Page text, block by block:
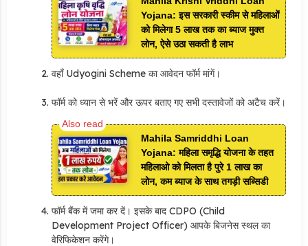
Yojana: इस सरकारी स्कीम से महिलाओं
को मिलेगा 5 लाख तक का ब्याज मुक्त
लोन, ऐसे उठा सकती है लाभ
वहाँ Udyogini Scheme का आवेदन फॉर्म मांगें।
फॉर्म को ध्यान से भरें और ऊपर बताए गए सभी दस्तावेजों को अटैच करें।
Mahila Samriddhi Loan
Yojana: महिला समृद्धि योजना के तहत
महिलाओ को मिलता है पुरे 1 लाख का
लोन, कम ब्याज के साथ तगड़ी सब्सिडी
फॉर्म बैंक में जमा कर दें। इसके बाद CDPO (Child
Development Project Officer) आपके बिजनेस स्थल का
वेरिफिकेशन करेंगे।